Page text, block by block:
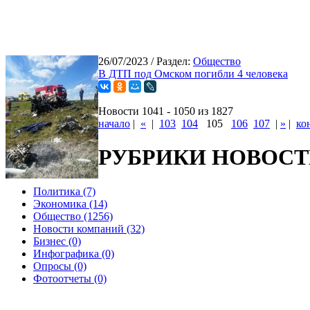
26/07/2023 / Раздел: Общество
В ДТП под Омском погибли 4 человека
Новости 1041 - 1050 из 1827
начало | « | 103 104 105 106 107 | » |
РУБРИКИ
Политика (7)
Экономика (14)
Общество (1256)
Новости компаний (32)
Бизнес (0)
Инфографика (0)
Опросы (0)
Фотоотчеты (0)